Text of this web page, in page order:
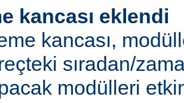
kancası eklendi
kancası,
sıradan/
modülleri